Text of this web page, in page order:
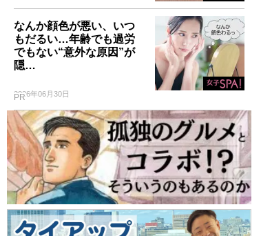
なんか顔色が悪い、いつ
もだるい…年齢でも過労
でもない“意外な原因”が
隠…
2026年06月30日
PR